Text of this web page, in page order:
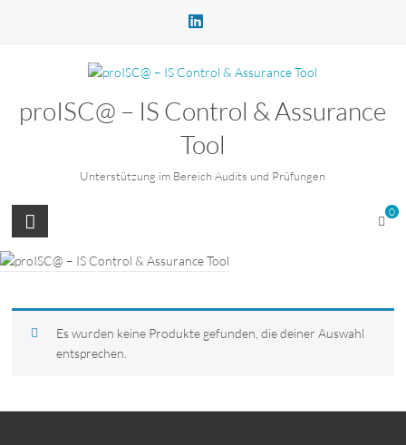
proISC@ – IS Control & Assurance
Tool
Unterstützung im Bereich Audits und Prüfungen
0
Es wurden keine Produkte gefunden, die deiner Auswahl
entsprechen.